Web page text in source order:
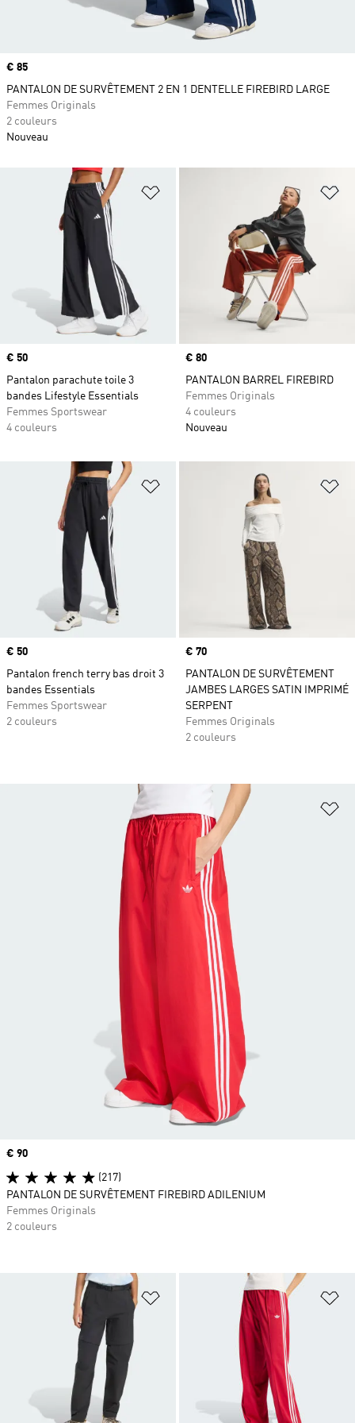
Ajouter à la Liste de produits
Prix
€ 50
Pantalon parachute toile 3
bandes Lifestyle Essentials
Femmes Sportswear
4 couleurs
Prix
€ 80
PANTALON BARREL FIREBIRD
Femmes Originals
4 couleurs
Nouveau
Ajouter à la Liste de produits
Prix
€ 50
Pantalon french terry bas droit 3
bandes Essentials
Femmes Sportswear
2 couleurs
Prix
€ 70
PANTALON DE SURVÊTEMENT
JAMBES LARGES SATIN IMPRIMÉ
SERPENT
Femmes Originals
2 couleurs
Ajouter à la Liste de produits
Prix
€ 85
PANTALON DE SURVÊTEMENT 2 EN 1 DENTELLE FIREBIRD LARGE
Femmes Originals
2 couleurs
Nouveau
Prix
€ 90
(217)
PANTALON DE SURVÊTEMENT FIREBIRD ADILENIUM
Femmes Originals
2 couleurs